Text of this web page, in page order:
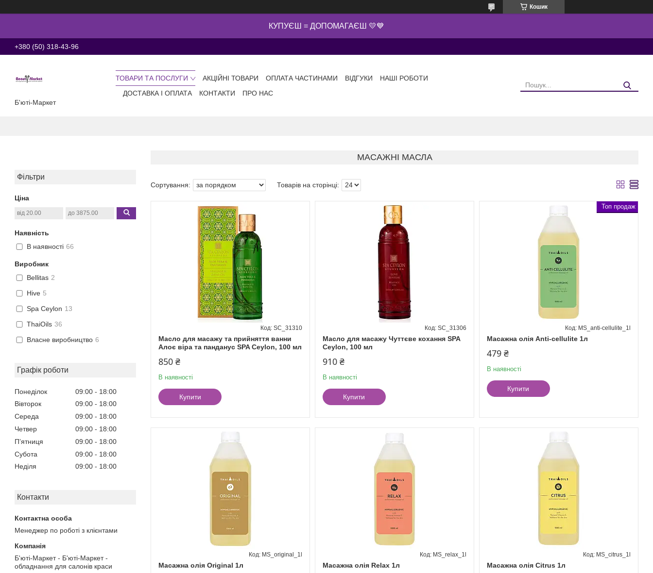
Кошик
КУПУЄШ = ДОПОМАГАЄШ 💛💙
+380 (50) 318-43-96
Б'юті-Маркет
ТОВАРИ ТА ПОСЛУГИ АКЦІЙНІ ТОВАРИ ОПЛАТА ЧАСТИНАМИ ВІДГУКИ
НАШІ РОБОТИ
ДОСТАВКА І ОПЛАТА
КОНТАКТИ ПРО НАС
Фільтри
Ціна
Наявність
В наявності 66
Виробник
Bellitas 2
Hive 5
Spa Ceylon 13
ThaiOils 36
Власне виробництво 6
Графік роботи
Понеділок 09:00
18:00
Вівторок
09:00
18:00
Середа
09:00
18:00
Четвер
09:00
18:00
Пʼятниця
09:00
18:00
Субота
09:00
18:00
Неділя
09:00 18:00
Контакти
Менеджер по роботі з клієнтами
Б'юті-Маркет - Б'юті-Маркет -
обладнання для салонів краси
МАСАЖНІ МАСЛА
Масло для масажу та прийняття ванни
Алоє віра та панданус SPA Ceylon, 100 мл
SC_31310
850 ₴
В наявності
Купити
Масло для масажу Чуттєве кохання SPA
Ceylon, 100 мл
SC_31306
910 ₴
В наявності
Купити
Топ продаж
Масажна олія Anti-cellulite 1л
MS_anti-cellulite_1l
479 ₴
В наявності
Купити
Масажна олія Original 1л
MS_original_1l
Масажна олія Relax 1л
MS_relax_1l
Масажна олія Citrus 1л
MS_citrus_1l